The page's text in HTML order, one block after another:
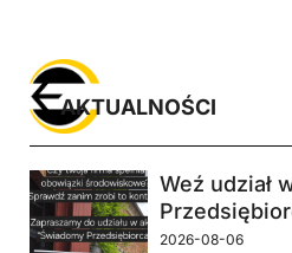
Weź udział
2026-08-06
AKTUALNOŚCI